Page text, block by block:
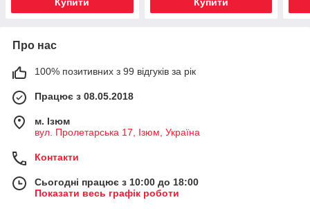
Про нас
100% позитивних з 99 відгуків за рік
Працює з 08.05.2018
м. Iзюм
вул. Пролетарська 17, Iзюм, Україна
Контакти
Сьогодні працює з 10:00 до 18:00
Показати весь графік роботи